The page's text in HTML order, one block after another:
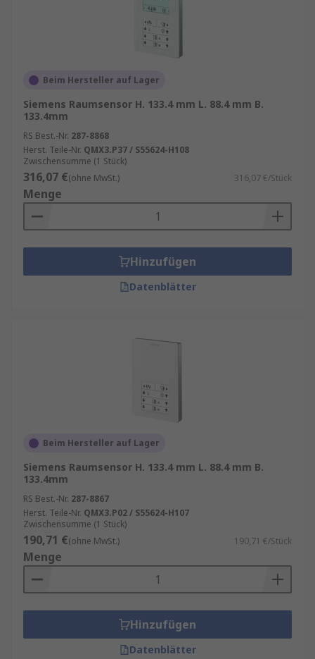
Beim Hersteller auf Lager
Siemens Raumsensor H. 133.4 mm L. 88.4 mm B.
133.4mm
RS Best.-Nr. 287-8868
Herst. Teile-Nr. QMX3.P37 / S55624-H108
Zwischensumme (1 Stück)
316,07 €(ohne MwSt.) 316,07 €/Stück
Menge
Hinzufügen
Datenblätter
Beim Hersteller auf Lager
Siemens Raumsensor H. 133.4 mm L. 88.4 mm B.
133.4mm
RS Best.-Nr. 287-8867
Herst. Teile-Nr. QMX3.P02 / S55624-H107
Zwischensumme (1 Stück)
190,71 €(ohne MwSt.) 190,71 €/Stück
Menge
Hinzufügen
Datenblätter